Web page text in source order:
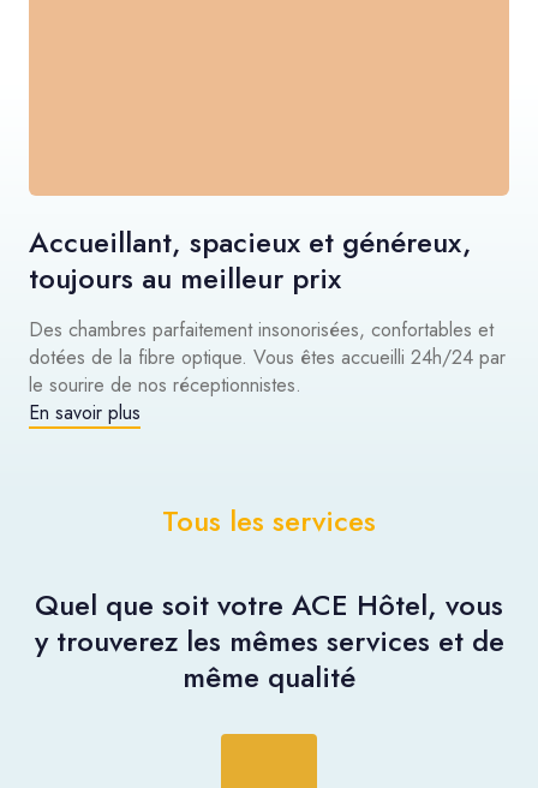
Accueillant, spacieux et généreux,
toujours au meilleur prix
Des chambres parfaitement insonorisées, confortables et
dotées de la fibre optique. Vous êtes accueilli 24h/24 par
le sourire de nos réceptionnistes.
En savoir plus
Tous les services
Quel que soit votre ACE Hôtel, vous
y trouverez les mêmes services et de
même qualité